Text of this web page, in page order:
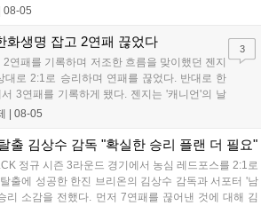
를 탈출하고 웃은 팀은 젠지였다. 한화생명e스포츠 윤
08-05
화생명 잡고 2연패 끊었다
2연패를 기록하며 저조한 흐름을 맞이했던 젠지
대로 2:1로 승리하며 연패를 끊었다. 반대로 한
3연패를 기록하게 됐다. 젠지는 '캐니언'의 날
제우스'의 럼블을 상대로 점멸까지 빼내고 킬을
끼리 1:1 교전...
08-05
3
출 김상수 감독 "확실한 승리 플랜 더 필요"
정규 시즌 3라운드 경기에서 농심 레드포스를 2:1로
출에 성공한 한진 브리온의 김상수 감독과 서포터 '남
리 소감을 전했다. 먼저 7연패를 끊어낸 것에 대해 김